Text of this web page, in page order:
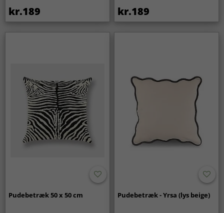
kr.189 kr.189
Pudebetræk 50 x 50 cm Pudebetræk - Yrsa (lys beige)